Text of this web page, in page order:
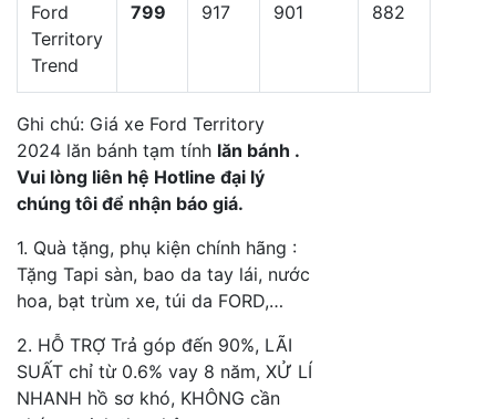
Ford
Territory
Trend
799 917 901 882
Ghi chú: Giá xe Ford Territory
2024 lăn bánh tạm tính lăn bánh .
Vui lòng liên hệ Hotline đại lý
chúng tôi để nhận báo giá.
1. Quà tặng, phụ kiện chính hãng :
Tặng Tapi sàn, bao da tay lái, nước
hoa, bạt trùm xe, túi da FORD,…
2. HỖ TRỢ Trả góp đến 90%, LÃI
SUẤT chỉ từ 0.6% vay 8 năm, XỬ LÍ
NHANH hồ sơ khó, KHÔNG cần